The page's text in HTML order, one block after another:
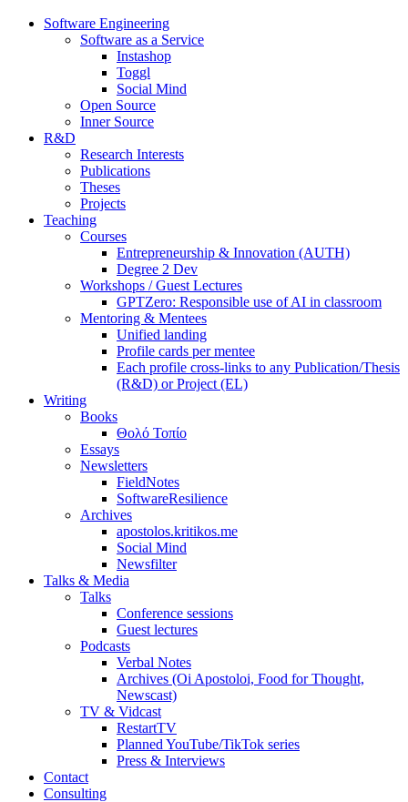
Software Engineering
Software as a Service
Instashop
Toggl
Social Mind
Open Source
Inner Source
R&D
Research Interests
Publications
Theses
Projects
Teaching
Courses
Entrepreneurship & Innovation (AUTH)
Degree 2 Dev
Workshops / Guest Lectures
GPTZero: Responsible use of AI in classroom
Mentoring & Mentees
Unified landing
Profile cards per mentee
Each profile cross-links to any Publication/Thesis
(R&D) or Project (EL)
Writing
Books
Θολό Τοπίο
Essays
Newsletters
FieldNotes
SoftwareResilience
Archives
apostolos.kritikos.me
Social Mind
Newsfilter
Talks & Media
Talks
Conference sessions
Guest lectures
Podcasts
Verbal Notes
Archives (Oi Apostoloi, Food for Thought,
Newscast)
TV & Vidcast
RestartTV
Planned YouTube/TikTok series
Press & Interviews
Contact
Consulting